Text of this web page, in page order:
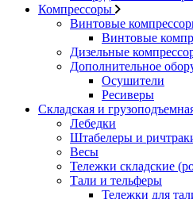
Компрессоры
Винтовые
Винтовые
Дизельные
Дополнительное
Осушители
Ресиверы
Складская и
Лебедки
Штабелеры и
Весы
Тележки складские
Тали и тельферы
Тележки для